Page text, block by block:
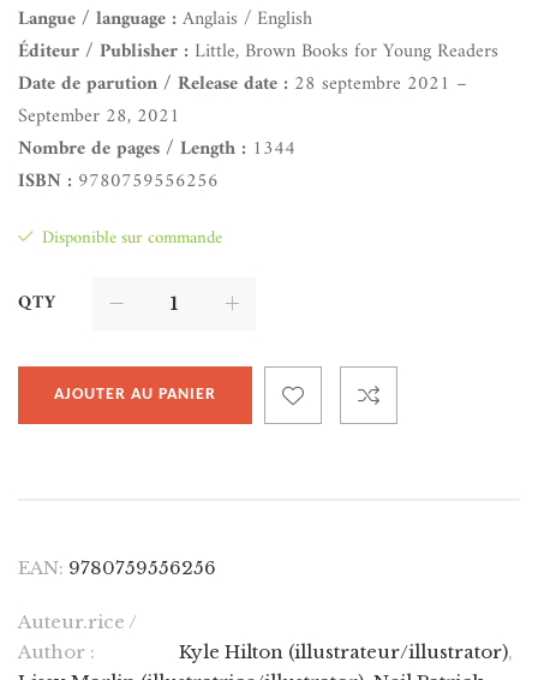
Langue / language :Anglais / English
Éditeur / Publisher : Little, Brown Books for Young Readers
Date de parution / Release date : 28 septembre 2021 –
September 28, 2021
Nombre de pages / Length : 1344
ISBN : 9780759556256
Disponible sur commande
QTY
AJOUTER AU PANIER
EAN: 9780759556256
Auteur.rice /
Author :
Kyle Hilton (illustrateur/illustrator),